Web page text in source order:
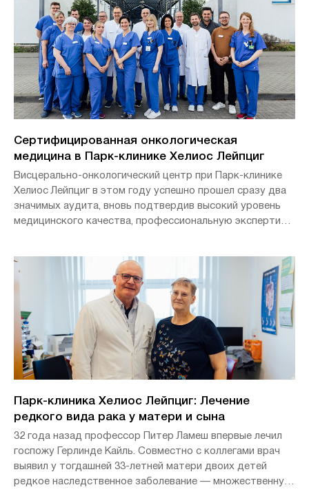
самых смертельных видов рака.
Высокоспециализированные и сертифицированные DKG
центры лечения рака легких Хелиос в Берлине и
Висбадене теперь используют инновационную
роботизированную систему бронхоскопии Ion.
Сертифицированная онкологическая
медицина в Парк-клинике Хелиос Лейпциг
Висцерально-онкологический центр при Парк-клинике
Хелиос Лейпциг в этом году успешно прошел сразу два
значимых аудита, вновь подтвердив высокий уровень
медицинского качества, профессиональную экспертизу
Парк-клиника Хелиос Лейпциг: Лечение
редкого вида рака у матери и сына
32 года назад профессор Питер Ламеш впервые лечил
госпожу Герлинде Кайль. Совместно с коллегами врач
выявил у тогдашней 33-летней матери двоих детей
редкое наследственное заболевание — множественную